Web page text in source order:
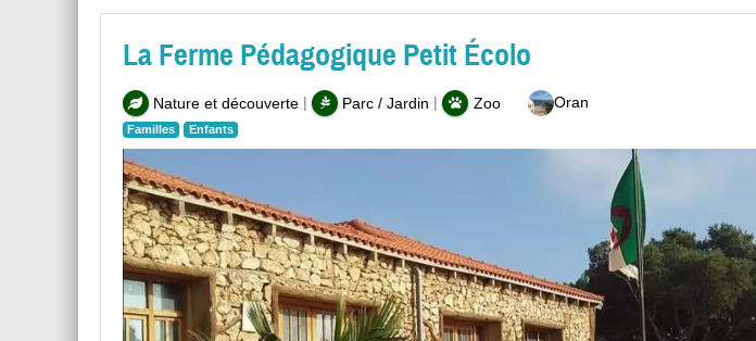
La Ferme Pédagogique Petit Écolo
Nature et découverte | Parc / Jardin | Zoo
Familles Enfants
Oran